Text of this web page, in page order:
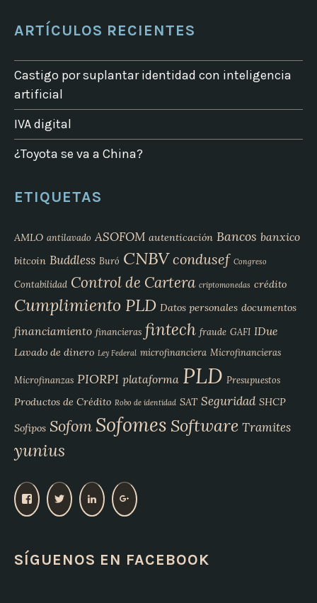
ARTÍCULOS RECIENTES
Castigo por suplantar identidad con inteligencia
artificial
IVA digital
¿Toyota se va a China?
ETIQUETAS
AMLO antilavado ASOFOM autenticación Bancos banxico
bitcoin Buddless Buró CNBVcondusef Congreso
Contabilidad Control de Cartera criptomonedas crédito
Cumplimiento PLD Datos personales documentos
financiamiento financieras fintech fraude GAFI IDue
Lavado de dinero Ley Federal microfinanciera Microfinancieras
Microfinanzas PIORPI plataforma PLD Presupuestos
Productos de Crédito Robo de identidad SAT Seguridad SHCP
Sofipos Sofom Sofomes Software Tramites
yunius
V
p
e
V
e
V
e
V
SÍGUENOS EN FACEBOOK